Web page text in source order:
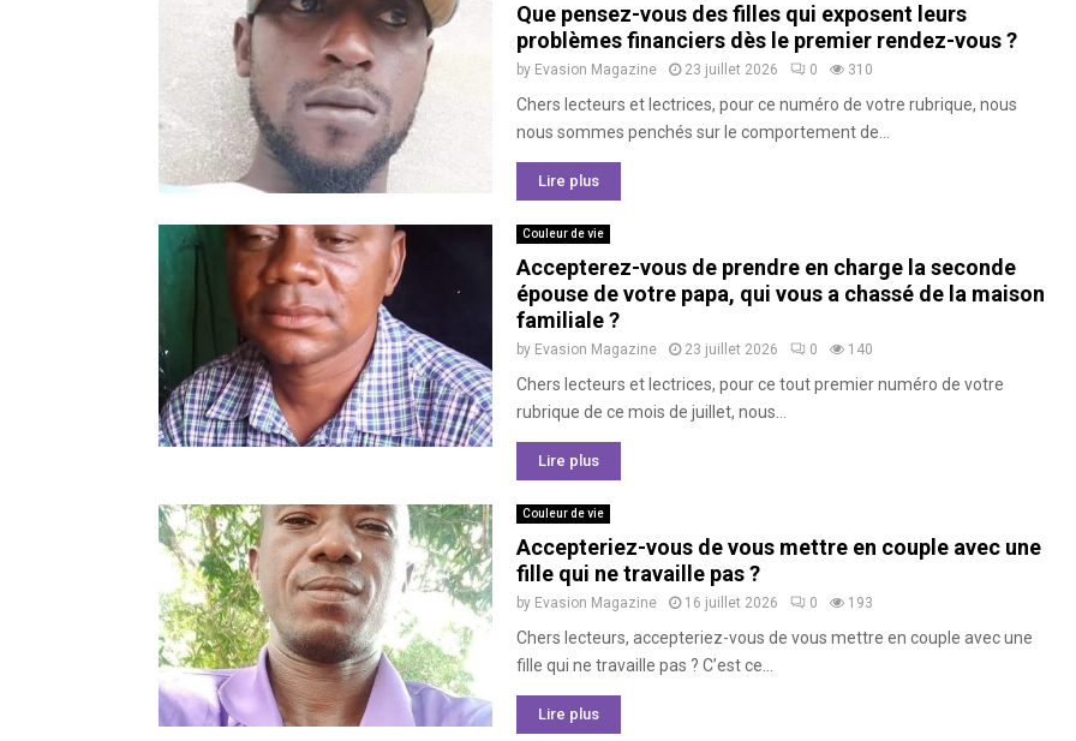
Que pensez-vous des filles qui exposent leurs
problèmes financiers dès le premier rendez-vous ?
by Evasion Magazine 23 juillet 2026 0 310
Chers lecteurs et lectrices, pour ce numéro de votre rubrique, nous
nous sommes penchés sur le comportement de...
Lire plus
Couleur de vie
Accepterez-vous de prendre en charge la seconde
épouse de votre papa, qui vous a chassé de la maison
familiale ?
by Evasion Magazine 23 juillet 2026 0 140
Chers lecteurs et lectrices, pour ce tout premier numéro de votre
rubrique de ce mois de juillet, nous...
Lire plus
Couleur de vie
Accepteriez-vous de vous mettre en couple avec une
fille qui ne travaille pas ?
by Evasion Magazine 16 juillet 2026 0 193
Chers lecteurs, accepteriez-vous de vous mettre en couple avec une
fille qui ne travaille pas ? C’est ce...
Lire plus